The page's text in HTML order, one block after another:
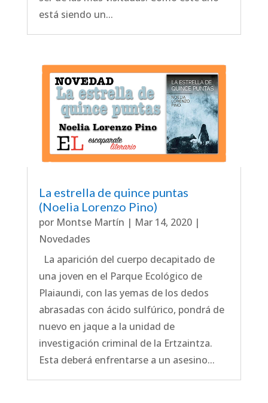
está siendo un...
La estrella de quince puntas
(Noelia Lorenzo Pino)
por Montse Martín | Mar 14, 2020|
Novedades
La aparición del cuerpo decapitado de
una joven en el Parque Ecológico de
Plaiaundi, con las yemas de los dedos
abrasadas con ácido sulfúrico, pondrá de
nuevo en jaque a la unidad de
investigación criminal de la Ertzaintza.
Esta deberá enfrentarse a un asesino...